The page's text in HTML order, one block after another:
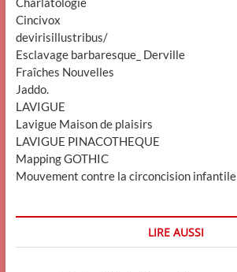
Cincivox
devirisillustribus/
Esclavage barbaresque_ Derville
Fraîches Nouvelles
Jaddo.
LAVIGUE
Lavigue Maison de plaisirs
LAVIGUE PINACOTHEQUE
Mapping GOTHIC
Mouvement contre la circoncision infantile
LIRE AUSSI